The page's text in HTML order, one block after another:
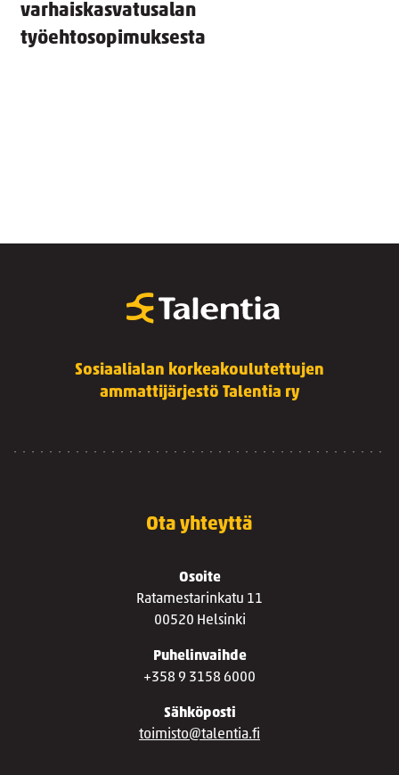
varhaiskasvatusalan
työehtosopimuksesta
Sosiaalialan korkeakoulutettujen
ammattijärjestö Talentia ry
Ota yhteyttä
Osoite
Ratamestarinkatu 11
00520 Helsinki
Puhelinvaihde
+358 9 3158 6000
Sähköposti
toimisto@talentia.fi